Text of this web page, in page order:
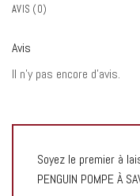
AVIS (0)
Avis
Il n’y pas encore d’avis.
Soyez le premier à
PENGUIN POMPE À